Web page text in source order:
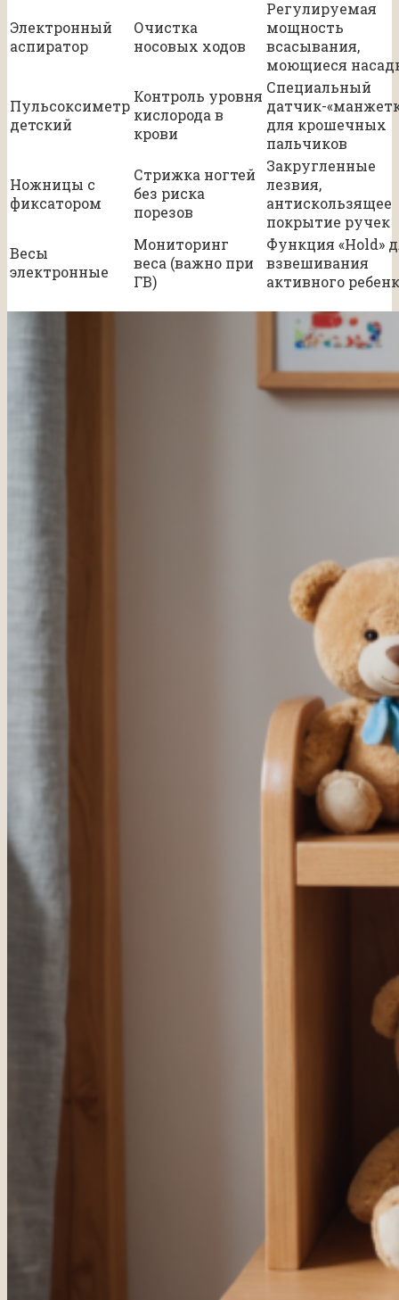
Электронный
аспиратор
Очистка
носовых ходов
Регулируемая
мощность
всасывания,
моющиеся
Пульсоксиметр
детский
Контроль уровня
кислорода в
крови
Специальный
датчик-
для крошечных
пальчиков
Ножницы с
фиксатором
Стрижка ногтей
без риска
порезов
Закругленные
лезвия,
антискользящее
покрытие ручек
Весы
электронные
Мониторинг
веса (важно при
ГВ)
Функция «Hold»
взвешивания
активного